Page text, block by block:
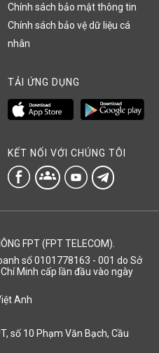
Chính sách bảo mật thông tin
Chính sách bảo vệ dữ liệu cá
nhân
TẢI ỨNG DỤNG
KẾT NỐI VỚI CHÚNG TÔI
groups
FPT (FPT TELECOM).
số 0101778163 - 001 do Sở
Minh cấp lần đầu vào ngày
Anh
số 10 Phạm Văn Bạch, Cầu